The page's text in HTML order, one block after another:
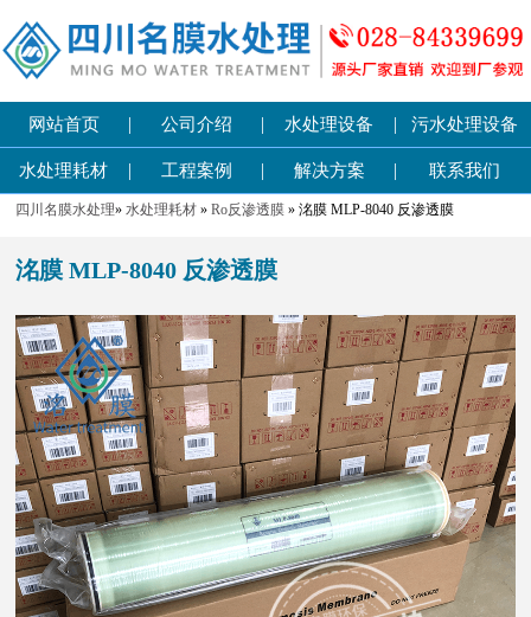
网站首页 | 公司介绍 | 水处理设备 | 污水处理设备
水处理耗材 | 工程案例 | 解决方案 | 联系我们
四川名膜水处理»水处理耗材 »Ro反渗透膜 » 洺膜 MLP-8040 反渗透膜
洺膜 MLP-8040 反渗透膜